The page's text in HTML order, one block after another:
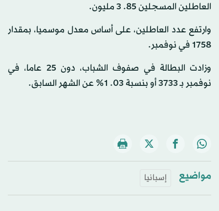
العاطلين المسجلين 85. 3 مليون.
وارتفع عدد العاطلين، على أساس معدل موسميا، بمقدار
1758 في نوفمبر.
وزادت البطالة في صفوف الشباب، دون 25 عاما، في
نوفمبر بـ 3733 أو بنسبة 03. 1% عن الشهر السابق.
مواضيع إسبانيا